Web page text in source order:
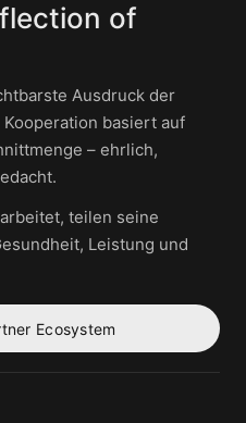
of
Ausdruck der
basiert auf
– ehrlich,
teilen seine
Leistung und
Ecosystem